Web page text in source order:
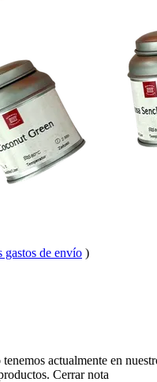
gastos de envío )
actualmente en
Cerrar nota